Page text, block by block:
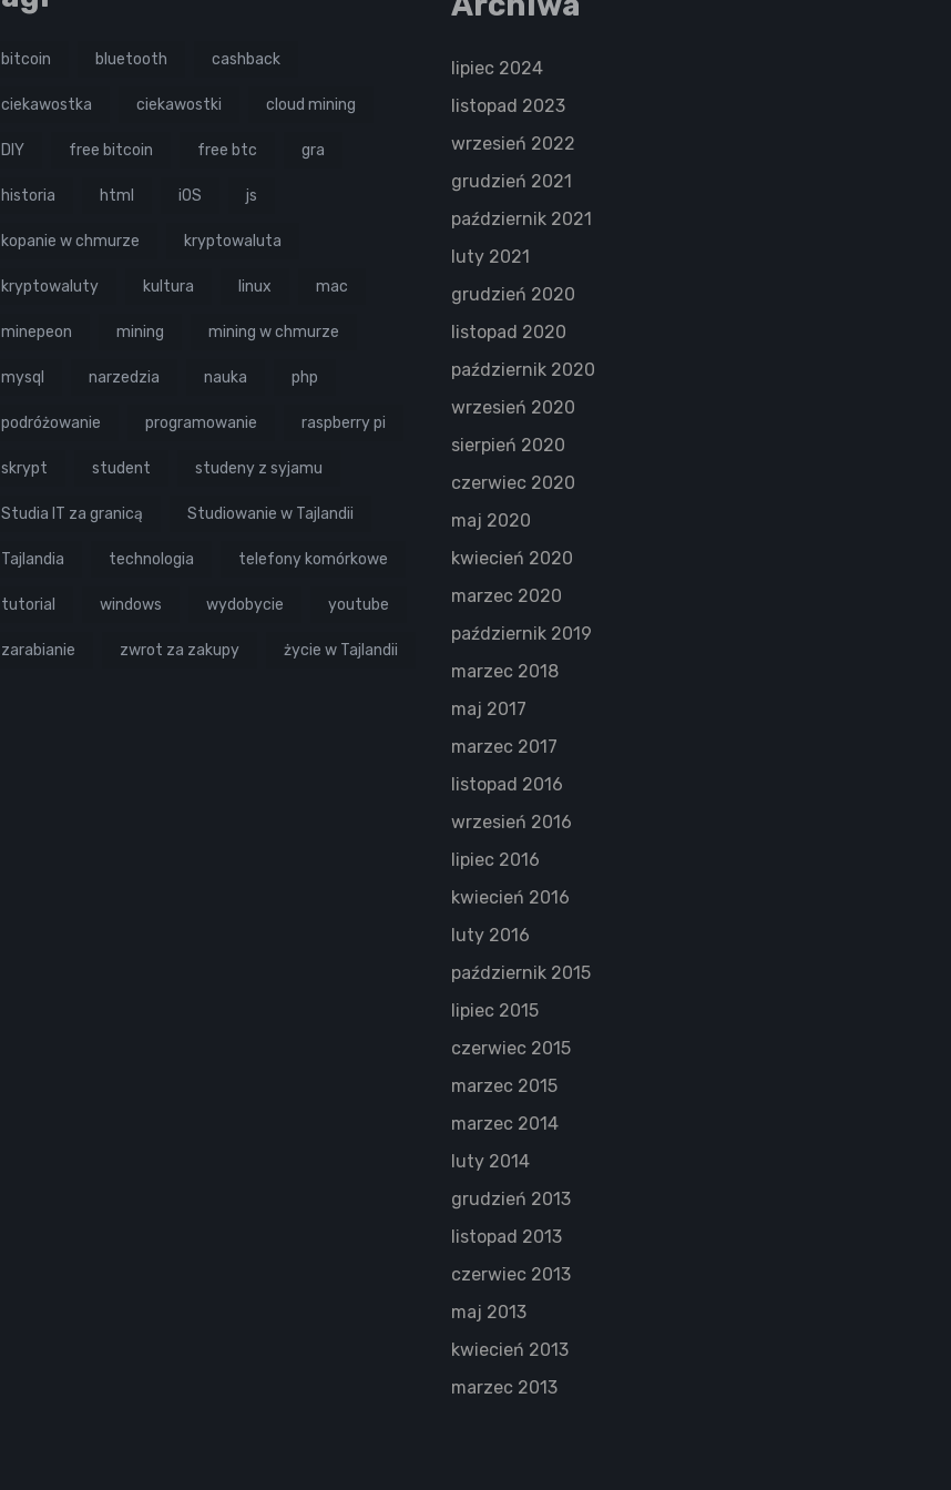
bitcoin bluetooth cashback
ciekawostka ciekawostki cloud mining
DIY free bitcoin free btc gra
historia html iOS js
kopanie w chmurze kryptowaluta
kryptowaluty kultura linux mac
minepeon mining mining w chmurze
mysql narzedzia nauka php
podróżowanie programowanie raspberry pi
skrypt student studeny z syjamu
Studia IT za granicą Studiowanie w Tajlandii
Tajlandia technologia telefony komórkowe
tutorial windows wydobycie youtube
zarabianie zwrot za zakupy życie w Tajlandii
lipiec 2024
listopad 2023
wrzesień 2022
grudzień 2021
październik 2021
luty 2021
grudzień 2020
listopad 2020
październik 2020
wrzesień 2020
sierpień 2020
czerwiec 2020
maj 2020
kwiecień 2020
marzec 2020
październik 2019
marzec 2018
maj 2017
marzec 2017
listopad 2016
wrzesień 2016
lipiec 2016
kwiecień 2016
luty 2016
październik 2015
lipiec 2015
czerwiec 2015
marzec 2015
marzec 2014
luty 2014
grudzień 2013
listopad 2013
czerwiec 2013
maj 2013
kwiecień 2013
marzec 2013